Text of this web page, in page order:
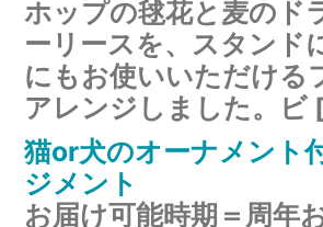
ホップの毬花と麦のド
ーリースを、スタンド
にもお使いいただける
アレンジしました。ビ
猫or犬のオーナメント
ジメント
お届け可能時期＝周年